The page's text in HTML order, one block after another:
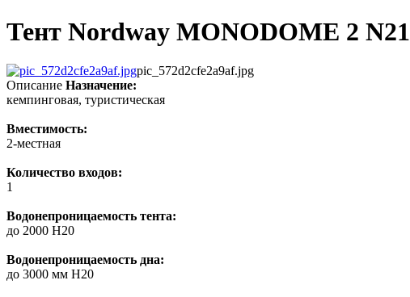
Тент Nordway MONODOME 2
pic_572d2cfe2a9af.jpg
Описание Назначение:
кемпинговая, туристическая
Вместимость:
2-местная
Количество входов:
1
Водонепроницаемость тента:
до 2000 H20
Водонепроницаемость дна:
до 3000 мм H20